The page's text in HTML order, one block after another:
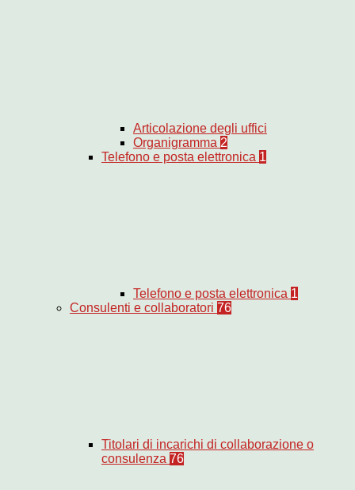
Articolazione degli uffici
Organigramma 2
Telefono e posta elettronica 1
Telefono e posta elettronica 1
Consulenti e collaboratori 76
Titolari di incarichi di collaborazione o
consulenza 76